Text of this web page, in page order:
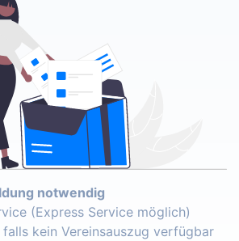
notwendig
(Express Service möglich)
falls kein Vereinsauszug verfügbar